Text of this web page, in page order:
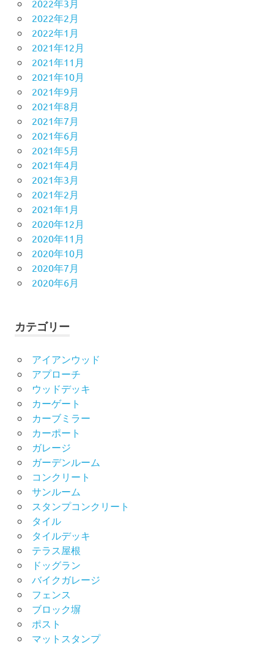
2022年3月
2022年2月
2022年1月
2021年12月
2021年11月
2021年10月
2021年9月
2021年8月
2021年7月
2021年6月
2021年5月
2021年4月
2021年3月
2021年2月
2021年1月
2020年12月
2020年11月
2020年10月
2020年7月
2020年6月
カテゴリー
アイアンウッド
アプローチ
ウッドデッキ
カーゲート
カーブミラー
カーポート
ガレージ
ガーデンルーム
コンクリート
サンルーム
スタンプコンクリート
タイル
タイルデッキ
テラス屋根
ドッグラン
バイクガレージ
フェンス
ブロック塀
ポスト
マットスタンプ